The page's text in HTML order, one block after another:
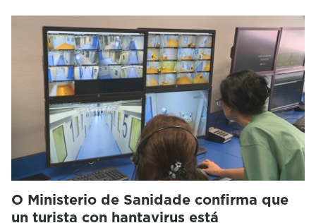
O Ministerio de Sanidade confirma que
un turista con hantavirus está